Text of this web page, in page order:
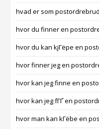
hvad er som postordrebrud
hvor du finner en
hvor du kan kjГёpe en
hvor finner jeg en
hvor kan jeg finne en
hvor kan jeg fГҐ en
hvor man kan kГёbe en